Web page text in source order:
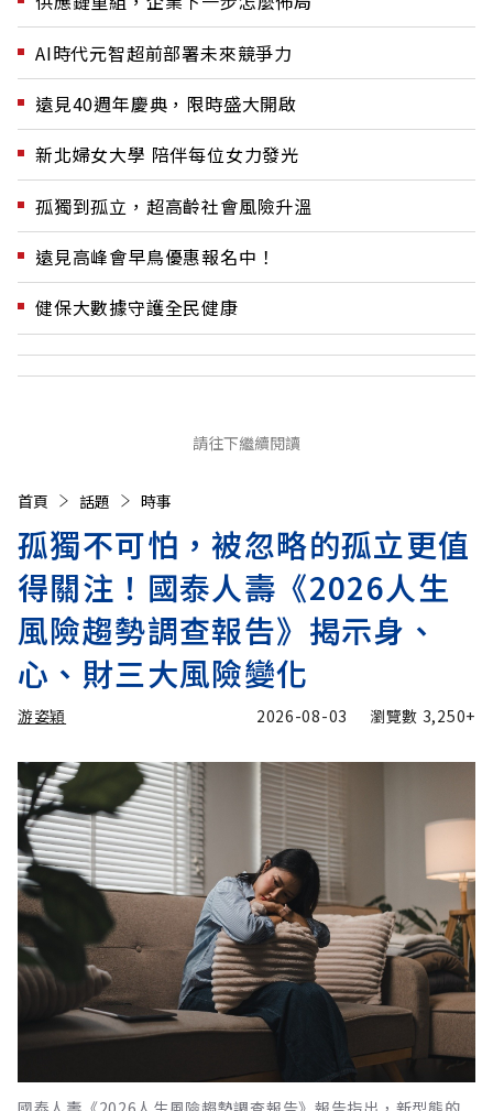
AI時代元智超前部署未來競爭力
遠見40週年慶典，限時盛大開啟
新北婦女大學 陪伴每位女力發光
孤獨到孤立，超高齡社會風險升溫
遠見高峰會早鳥優惠報名中！
健保大數據守護全民健康
請往下繼續閱讀
首頁 話題 時事
孤獨不可怕，被忽略的孤立更值
得關注！國泰人壽《2026人生
風險趨勢調查報告》揭示身、
心、財三大風險變化
游姿穎 2026-08-03 瀏覽數 3,250+